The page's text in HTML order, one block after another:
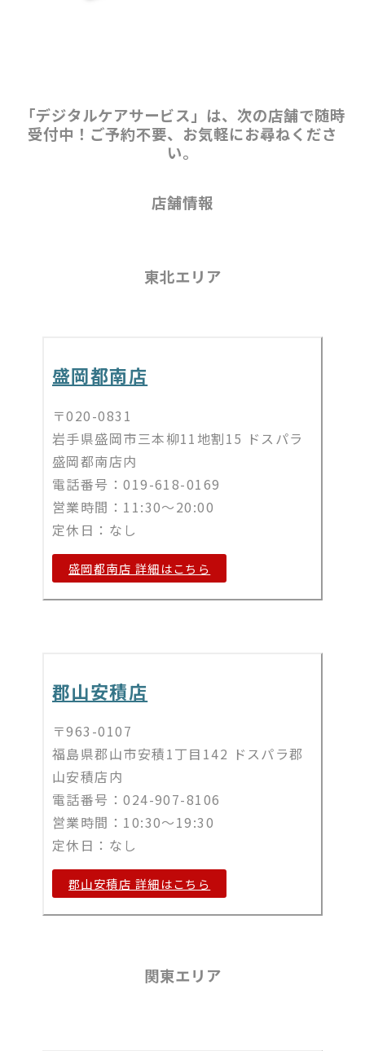
「デジタルケアサービス」は、次の店舗で随時
受付中！ご予約不要、お気軽にお尋ねくださ
い。
店舗情報
東北エリア
盛岡都南店
〒020-0831
岩手県盛岡市三本柳11地割15 ドスパラ
盛岡都南店内
電話番号：019-618-0169
営業時間：11:30～20:00
定休日：なし
盛岡都南店 詳細はこちら​
郡山安積店
〒963-0107
福島県郡山市安積1丁目142 ドスパラ郡
山安積店内
電話番号：024-907-8106
営業時間：10:30～19:30
定休日：なし
郡山安積店 詳細はこちら
関東エリア